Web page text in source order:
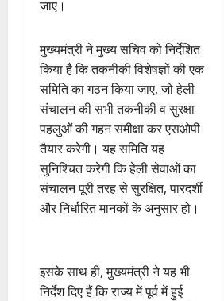
जाए।
मुख्यमंत्री ने मुख्य सचिव को निर्देशित
किया है कि तकनीकी विशेषज्ञों की एक
समिति का गठन किया जाए, जो हेली
संचालन की सभी तकनीकी व सुरक्षा
पहलुओं की गहन समीक्षा कर एसओपी
तैयार करेगी। यह समिति यह
सुनिश्चित करेगी कि हेली सेवाओं का
संचालन पूरी तरह से सुरक्षित, पारदर्शी
और निर्धारित मानकों के अनुसार हो।
इसके साथ ही, मुख्यमंत्री ने यह भी
निर्देश दिए हैं कि राज्य में पूर्व में हुई